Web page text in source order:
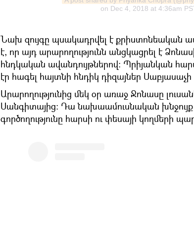
on Dec 4, 2018 at 4:36am
Նախ զույգը պսակադրվել է քրիստոնեական
է, որ այդ արարողությունն անցկացրել է
հնդկական ավանդույթներով։ Պրիյանկան
էր հագել հայտնի հնդիկ դիզայներ Սաբյասաչի
Արարողությունից մեկ օր առաջ Ջոնասը
Սանգիտայից։ Դա նախաամուսնական
գործողությունը հարսի ու փեսայի կողմերի